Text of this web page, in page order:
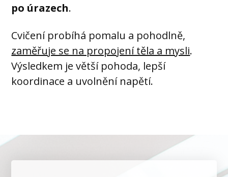
po úrazech.
Cvičení probíhá pomalu a pohodlně,
zaměřuje se na propojení těla a mysli.
Výsledkem je větší pohoda, lepší
koordinace a uvolnění napětí.